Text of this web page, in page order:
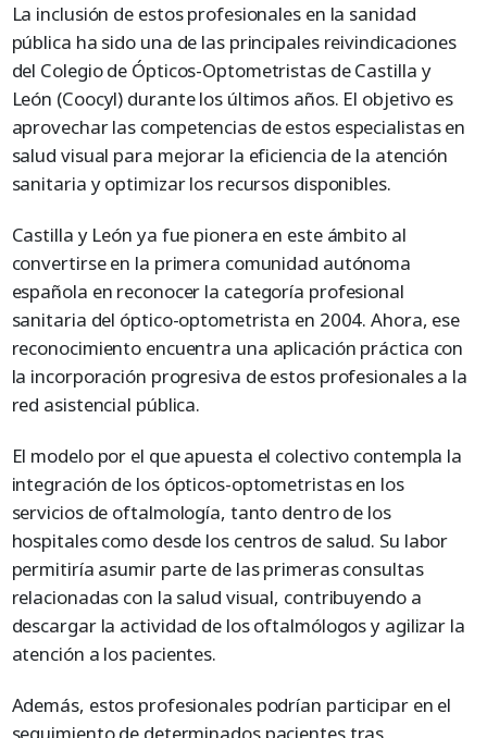
La inclusión de estos profesionales en la sanidad
pública ha sido una de las principales reivindicaciones
del Colegio de Ópticos-Optometristas de Castilla y
León (Coocyl) durante los últimos años. El objetivo es
aprovechar las competencias de estos especialistas en
salud visual para mejorar la eficiencia de la atención
sanitaria y optimizar los recursos disponibles.
Castilla y León ya fue pionera en este ámbito al
convertirse en la primera comunidad autónoma
española en reconocer la categoría profesional
sanitaria del óptico-optometrista en 2004. Ahora, ese
reconocimiento encuentra una aplicación práctica con
la incorporación progresiva de estos profesionales a la
red asistencial pública.
El modelo por el que apuesta el colectivo contempla la
integración de los ópticos-optometristas en los
servicios de oftalmología, tanto dentro de los
hospitales como desde los centros de salud. Su labor
permitiría asumir parte de las primeras consultas
relacionadas con la salud visual, contribuyendo a
descargar la actividad de los oftalmólogos y agilizar la
atención a los pacientes.
Además, estos profesionales podrían participar en el